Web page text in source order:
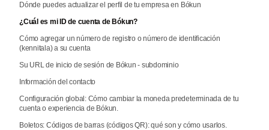
Dónde puedes actualizar el perfil de tu empresa en Bókun
¿Cuál es mi ID de cuenta de Bókun?
Cómo agregar un número de registro o número de identificación
(kennitala) a su cuenta
Su URL de inicio de sesión de Bókun - subdominio
Información del contacto
Configuración global: Cómo cambiar la moneda predeterminada de tu
cuenta o experiencia de Bókun.
Boletos: Códigos de barras (códigos QR): qué son y cómo usarlos.